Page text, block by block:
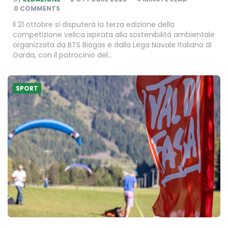
BY
0 COMMENTS
Il 21 ottobre si disputerà la terza edizione della
competizione velica ispirata alla sostenibilità ambientale
organizzata da BTS Biogas e dalla Lega Navale Italiana di
Garda, con il patrocinio del…
SPORT